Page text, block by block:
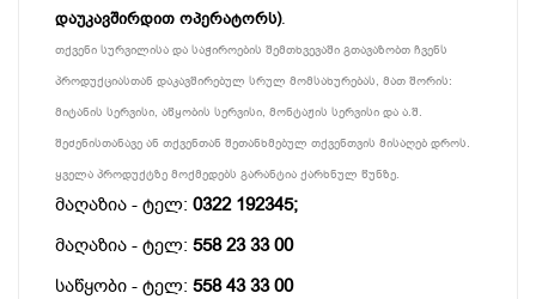
დაუკავშირდით ოპერატორს).
თქვენი სურვილისა და საჭიროების შემთხვევაში გთავაზობთ ჩვენს
პროდუქციასთან დაკავშირებულ სრულ მომსახურებას, მათ შორის:
მიტანის სერვისი, აწყობის სერვისი, მონტაჟის სერვისი და ა.შ.
შეძენისთანავე ან თქვენთან შეთანხმებულ თქვენთვის მისაღებ დროს.
ყველა პროდუქტზე მოქმედებს გარანტია ქარხნულ წუნზე.
მაღაზია - ტელ: 0322 192345;
მაღაზია - ტელ: 558 23 33 00
საწყობი - ტელ: 558 43 33 00